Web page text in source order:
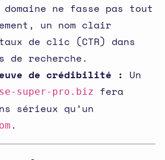
domaine ne fasse pas tout
un nom clair
de clic (CTR) dans
recherche.
de crédibilité : Un
super-pro.biz
fera
sérieux qu’un
.